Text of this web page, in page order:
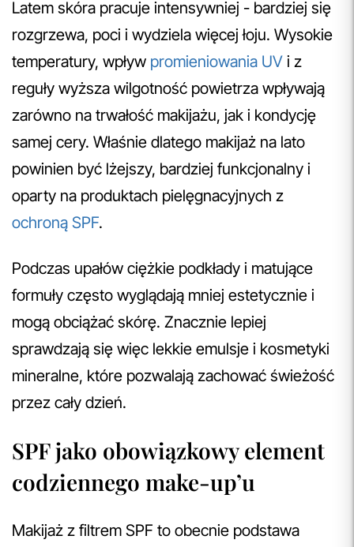
Latem skóra pracuje intensywniej - bardziej się
rozgrzewa, poci i wydziela więcej łoju. Wysokie
temperatury, wpływ promieniowania UV i z
reguły wyższa wilgotność powietrza wpływają
zarówno na trwałość makijażu, jak i kondycję
samej cery. Właśnie dlatego makijaż na lato
powinien być lżejszy, bardziej funkcjonalny i
oparty na produktach pielęgnacyjnych z
ochroną SPF.
Podczas upałów ciężkie podkłady i matujące
formuły często wyglądają mniej estetycznie i
mogą obciążać skórę. Znacznie lepiej
sprawdzają się więc lekkie emulsje i kosmetyki
mineralne, które pozwalają zachować świeżość
przez cały dzień.
SPF jako obowiązkowy element
codziennego make-up’u
Makijaż z filtrem SPF to obecnie podstawa